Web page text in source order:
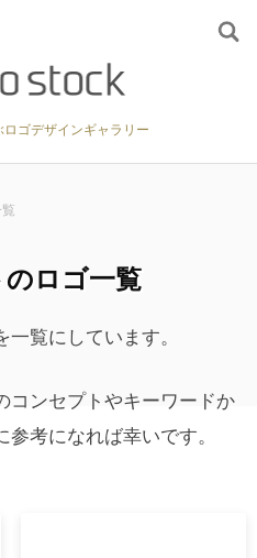
ゴデザインギャラリー
ロゴ一覧
覧にしています。
コンセプトやキーワードか
考になれば幸いです。